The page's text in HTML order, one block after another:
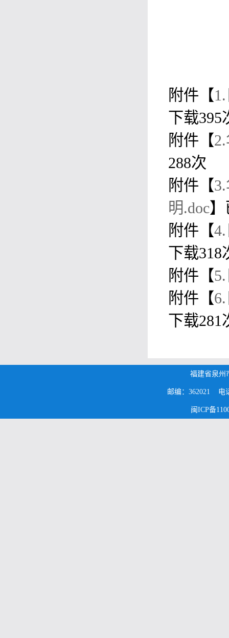
附件【
下载395
附件【
288次
附件【
明.doc
附件【
下载318
附件【
附件【
下载281
福建省泉州
邮编：362021 电
闽ICP备